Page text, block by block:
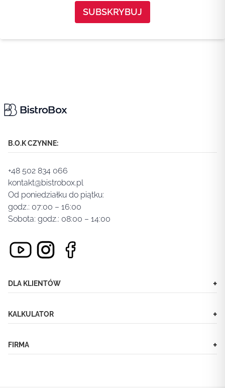
B.O.K CZYNNE:
+48 502 834 066
kontakt@bistrobox.pl
Od poniedziałku do piątku:
godz.: 07:00 – 16:00
Sobota: godz.: 08:00 – 14:00
DLA KLIENTÓW +
KALKULATOR +
FIRMA +